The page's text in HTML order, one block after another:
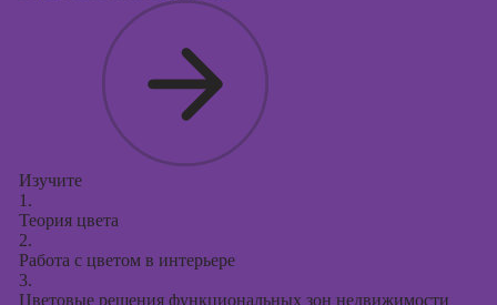
Изучите
1.
Теория цвета
2.
Работа с цветом в интерьере
3.
Цветовые решения функциональных зон недвижимости